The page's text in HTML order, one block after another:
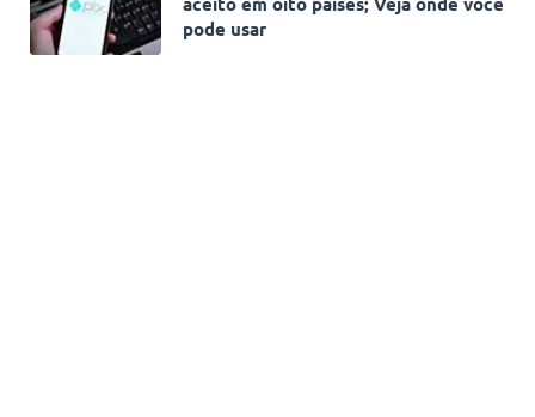
pode usar